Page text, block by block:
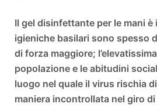
Il gel disinfettante per le mani è
igieniche basilari sono spesso
di forza maggiore;
popolazione e le abitudini
luogo nel quale il virus rischia
maniera incontrollata nel giro